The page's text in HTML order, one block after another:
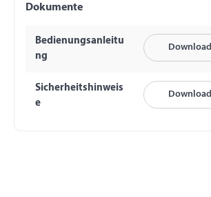
Dokumente
Bedienungsanleitu
ng
Download
Sicherheitshinweis
e
Download